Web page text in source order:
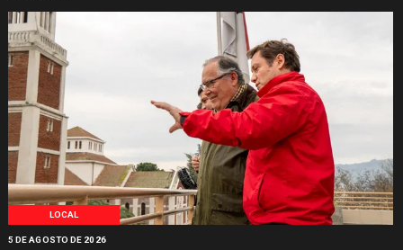
LOCAL
5 DE AGOSTO DE 2026